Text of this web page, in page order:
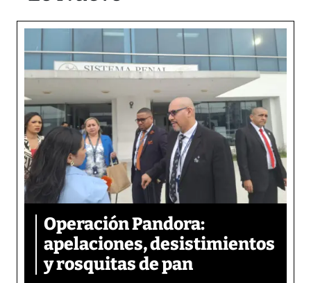
Operación Pandora:
apelaciones, desistimientos
y rosquitas de pan